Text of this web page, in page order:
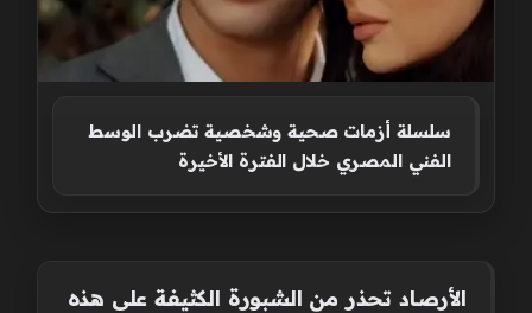
سلسلة أزمات صحية وشخصية تضرب الوسط
الفني المصري خلال الفترة الأخيرة
الأرصاد تحذر من الشبورة الكثيفة على هذه